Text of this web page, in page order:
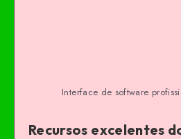
Interface de software
Recursos excelentes